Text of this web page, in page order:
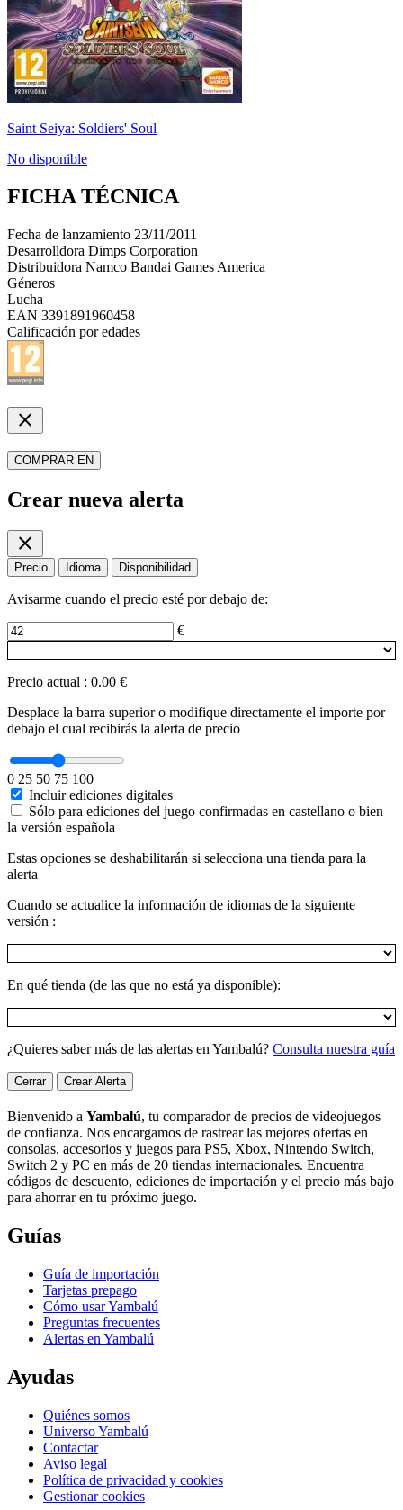
Saint Seiya: Soldiers' Soul
No disponible
FICHA TÉCNICA
Fecha de lanzamiento 23/11/2011
Desarrolldora Dimps Corporation
Distribuidora Namco Bandai Games America
Géneros
Lucha
EAN 3391891960458
Calificación por edades
close
COMPRAR EN
Crear nueva alerta
close
Precio Idioma Disponibilidad
Avisarme cuando el precio esté por debajo de:
€
Precio actual : 0.00 €
Desplace la barra superior o modifique directamente el importe por
debajo el cual recibirás la alerta de precio
0 25 50 75 100
Incluir ediciones digitales
Sólo para ediciones del juego confirmadas en castellano o bien
la versión española
Estas opciones se deshabilitarán si selecciona una tienda para la
alerta
Cuando se actualice la información de idiomas de la siguiente
versión :
En qué tienda (de las que no está ya disponible):
¿Quieres saber más de las alertas en Yambalú? Consulta nuestra guía
Cerrar Crear Alerta
Bienvenido a Yambalú, tu comparador de precios de videojuegos
de confianza. Nos encargamos de rastrear las mejores ofertas en
consolas, accesorios y juegos para PS5, Xbox, Nintendo Switch,
Switch 2 y PC en más de 20 tiendas internacionales. Encuentra
códigos de descuento, ediciones de importación y el precio más bajo
para ahorrar en tu próximo juego.
Guías
Guía de importación
Tarjetas prepago
Cómo usar Yambalú
Preguntas frecuentes
Alertas en Yambalú
Ayudas
Quiénes somos
Universo Yambalú
Contactar
Aviso legal
Política de privacidad y cookies
Gestionar cookies